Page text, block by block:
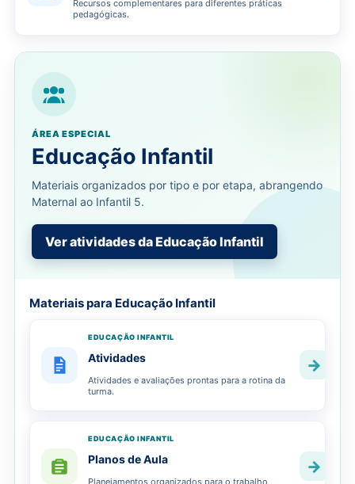
Recursos complementares para diferentes práticas
pedagógicas.
ÁREA ESPECIAL
Educação Infantil
Materiais organizados por tipo e por etapa, abrangendo
Maternal ao Infantil 5.
Ver atividades da Educação Infantil
Materiais para Educação Infantil
EDUCAÇÃO INFANTIL
Atividades
Atividades e avaliações prontas para a rotina da
turma.
→
EDUCAÇÃO INFANTIL
Planos de Aula
Planejamentos organizados para o trabalho
→